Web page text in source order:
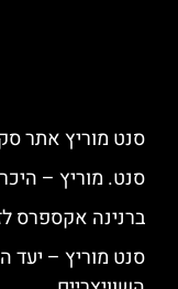
סנט מוריץ אתר
סנט. מוריץ –
ברנינה אקספרס
סנט מוריץ – יעד